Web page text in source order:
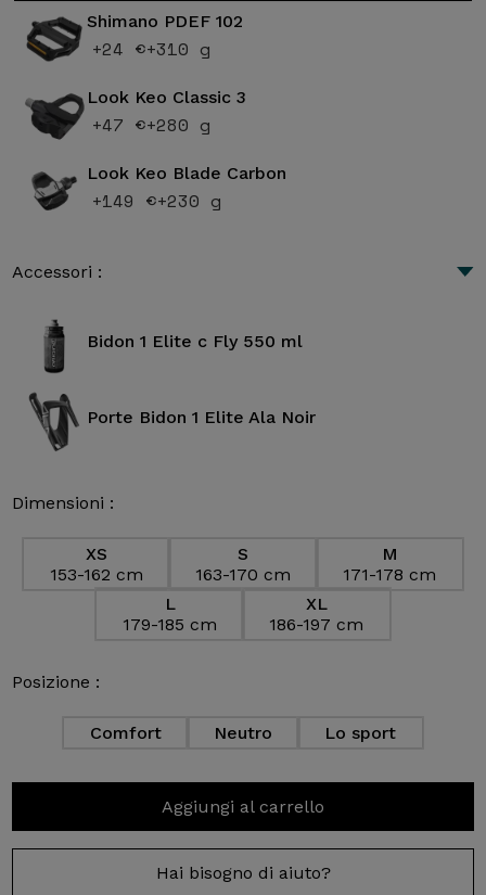
Shimano PDEF 102
+24 €+310 g
Look Keo Classic 3
+47 €+280 g
Look Keo Blade Carbon
+149 €+230 g
Accessori :
Bidon 1 Elite c Fly 550 ml
Porte Bidon 1 Elite Ala Noir
Dimensioni :
XS
153-162 cm
S
163-170 cm
M
171-178 cm
L
179-185 cm
XL
186-197 cm
Posizione :
Comfort Neutro Lo sport
Aggiungi al carrello
Hai bisogno di aiuto?